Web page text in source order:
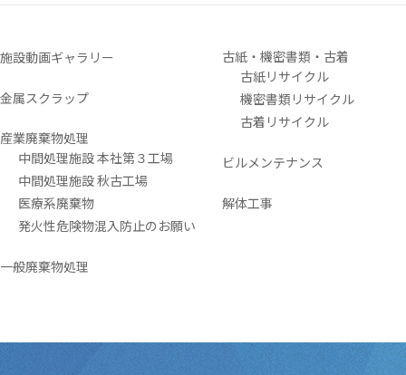
施設動画ギャラリー
金属スクラップ
産業廃棄物処理
中間処理施設 本社第３工場
中間処理施設 秋古工場
医療系廃棄物
発火性危険物混入防止のお願い
一般廃棄物処理
古紙・機密書類・古着
古紙リサイクル
機密書類リサイクル
古着リサイクル
ビルメンテナンス
解体工事